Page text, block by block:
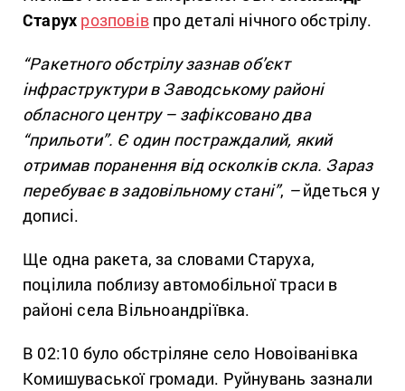
Старух розповів про деталі нічного обстрілу.
“Ракетного обстрілу зазнав об’єкт
інфраструктури в Заводському районі
обласного центру – зафіксовано два
“прильоти”. Є один постраждалий, який
отримав поранення від осколків скла. Зараз
перебуває в задовільному стані”, –йдеться у
дописі.
Ще одна ракета, за словами Старуха,
поцілила поблизу автомобільної траси в
районі села Вільноандріївка.
В 02:10 було обстріляне село Новоіванівка
Комишуваської громади. Руйнувань зазнали